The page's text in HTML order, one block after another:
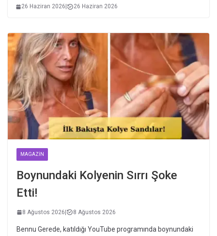
26 Haziran 2026 26 Haziran 2026
MAGAZIN
Boynundaki Kolyenin Sırrı Şoke
Etti!
8 Ağustos 2026| 8 Ağustos 2026
Bennu Gerede, katıldığı YouTube programında boynundaki